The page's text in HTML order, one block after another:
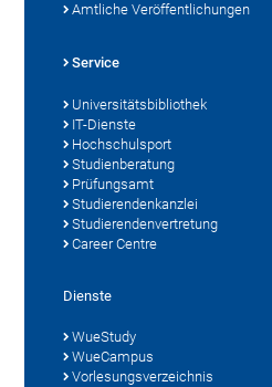
Amtliche Veröffentlichungen
Service
Universitätsbibliothek
IT-Dienste
Hochschulsport
Studienberatung
Prüfungsamt
Studierendenkanzlei
Studierendenvertretung
Career Centre
Dienste
WueStudy
WueCampus
Vorlesungsverzeichnis